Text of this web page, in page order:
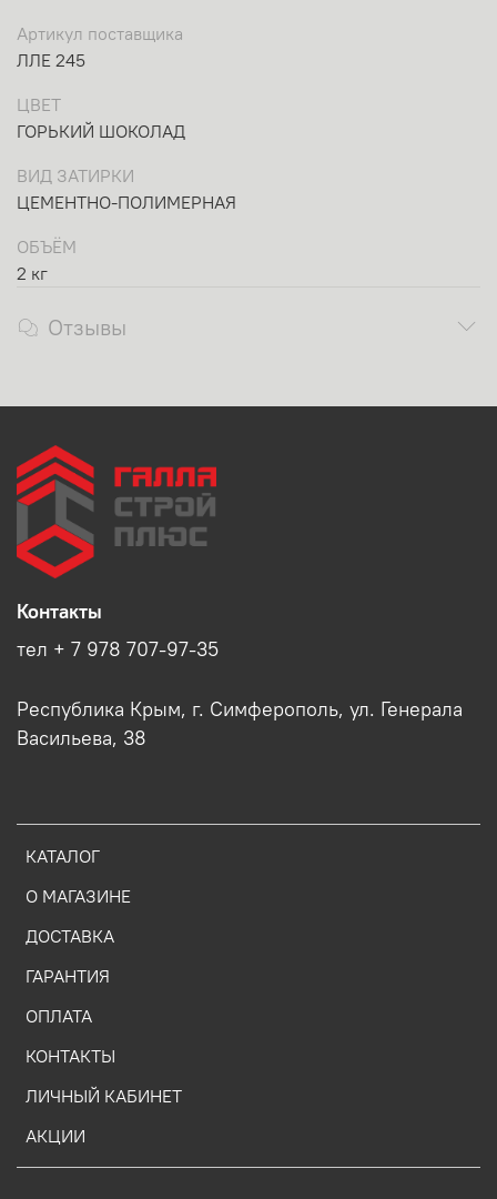
Артикул поставщика
ЛЛЕ 245
ЦВЕТ
ГОРЬКИЙ ШОКОЛАД
ВИД ЗАТИРКИ
ЦЕМЕНТНО-ПОЛИМЕРНАЯ
ОБЪЁМ
2 кг
Отзывы
КАТАЛОГ
О МАГАЗИНЕ
ДОСТАВКА
ГАРАНТИЯ
ОПЛАТА
КОНТАКТЫ
ЛИЧНЫЙ КАБИНЕТ
АКЦИИ
Контакты
тел + 7 978 707-97-35
Республика Крым, г. Симферополь, ул. Генерала
Васильева, 38